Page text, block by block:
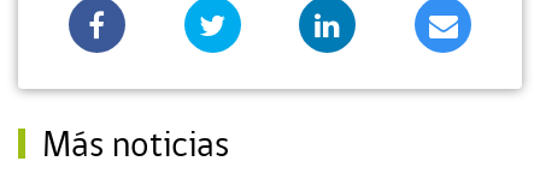
Más noticias